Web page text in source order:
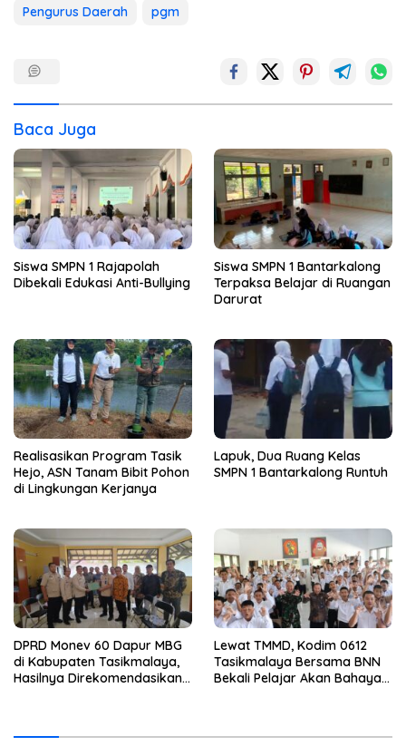
Pengurus Daerah
pgm
Baca Juga
Siswa SMPN 1 Rajapolah
Dibekali Edukasi Anti-Bullying
Siswa SMPN 1 Bantarkalong
Terpaksa Belajar di Ruangan
Darurat
Realisasikan Program Tasik
Hejo, ASN Tanam Bibit Pohon
di Lingkungan Kerjanya
Lapuk, Dua Ruang Kelas
SMPN 1 Bantarkalong Runtuh
DPRD Monev 60 Dapur MBG
di Kabupaten Tasikmalaya,
Hasilnya Direkomendasikan
Lewat TMMD, Kodim 0612
Tasikmalaya Bersama BNN
Bekali Pelajar Akan Bahaya